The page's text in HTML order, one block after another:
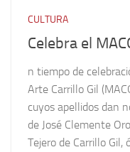
CULTURA
Celebra el
n tiempo de
Arte Carrillo Gil
cuyos apellidos dan
de José Clemente
Tejero de Carrillo Gil,